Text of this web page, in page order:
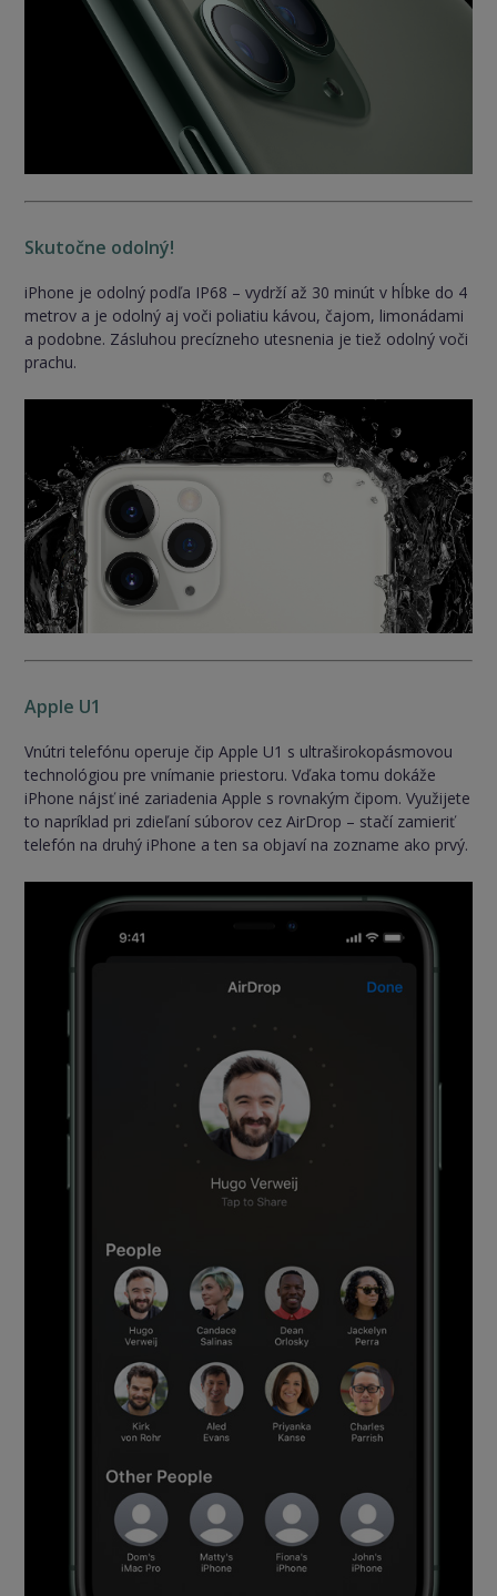
Skutočne odolný!
iPhone je odolný podľa IP68 – vydrží až 30 minút v hĺbke do 4
metrov a je odolný aj voči poliatiu kávou, čajom, limonádami
a podobne. Zásluhou precízneho utesnenia je tiež odolný voči
prachu.
Apple U1
Vnútri telefónu operuje čip Apple U1 s ultraširokopásmovou
technológiou pre vnímanie priestoru. Vďaka tomu dokáže
iPhone nájsť iné zariadenia Apple s rovnakým čipom. Využijete
to napríklad pri zdieľaní súborov cez AirDrop – stačí zamieriť
telefón na druhý iPhone a ten sa objaví na zozname ako prvý.